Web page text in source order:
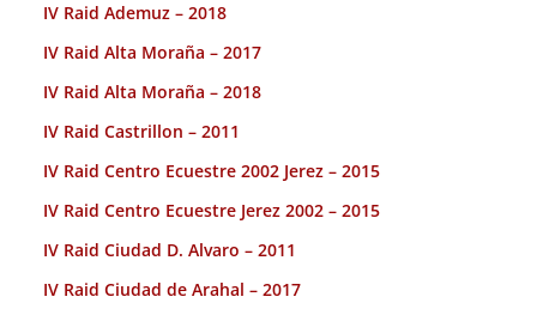
IV Raid Ademuz – 2018
IV Raid Alta Moraña – 2017
IV Raid Alta Moraña – 2018
IV Raid Castrillon – 2011
IV Raid Centro Ecuestre 2002 Jerez – 2015
IV Raid Centro Ecuestre Jerez 2002 – 2015
IV Raid Ciudad D. Alvaro – 2011
IV Raid Ciudad de Arahal – 2017